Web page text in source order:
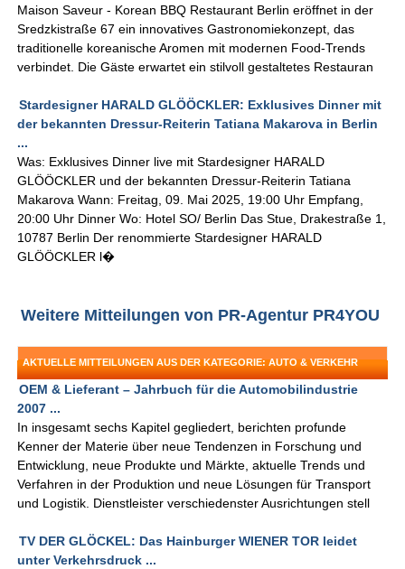
Maison Saveur - Korean BBQ Restaurant Berlin eröffnet in der
Sredzkistraße 67 ein innovatives Gastronomiekonzept, das
traditionelle koreanische Aromen mit modernen Food-Trends
verbindet. Die Gäste erwartet ein stilvoll gestaltetes Restauran
Stardesigner HARALD GLÖÖCKLER: Exklusives Dinner mit
der bekannten Dressur-Reiterin Tatiana Makarova in Berlin
...
Was: Exklusives Dinner live mit Stardesigner HARALD
GLÖÖCKLER und der bekannten Dressur-Reiterin Tatiana
Makarova Wann: Freitag, 09. Mai 2025, 19:00 Uhr Empfang,
20:00 Uhr Dinner Wo: Hotel SO/ Berlin Das Stue, Drakestraße 1,
10787 Berlin Der renommierte Stardesigner HARALD
GLÖÖCKLER l�
Weitere Mitteilungen von PR-Agentur PR4YOU
AKTUELLE MITTEILUNGEN AUS DER KATEGORIE: AUTO & VERKEHR
OEM & Lieferant – Jahrbuch für die Automobilindustrie
2007 ...
In insgesamt sechs Kapitel gegliedert, berichten profunde
Kenner der Materie über neue Tendenzen in Forschung und
Entwicklung, neue Produkte und Märkte, aktuelle Trends und
Verfahren in der Produktion und neue Lösungen für Transport
und Logistik. Dienstleister verschiedenster Ausrichtungen stell
TV DER GLÖCKEL: Das Hainburger WIENER TOR leidet
unter Verkehrsdruck ...